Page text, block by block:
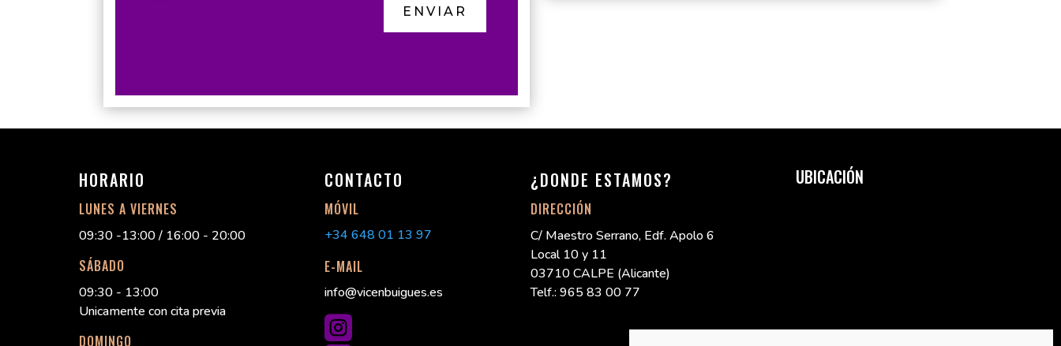
ENVIAR
HORARIO
LUNES A VIERNES
09:30 -13:00 / 16:00 - 20:00
SÁBADO
09:30 - 13:00
Unicamente con cita previa
DOMINGO
CONTACTO
MÓVIL
+34 648 01 13 97
E-MAIL
info@vicenbuigues.es

¿DONDE ESTAMOS?
DIRECCIÓN
C/ Maestro Serrano, Edf. Apolo 6
Local 10 y 11
03710 CALPE (Alicante)
Telf.: 965 83 00 77
UBICACIÓN